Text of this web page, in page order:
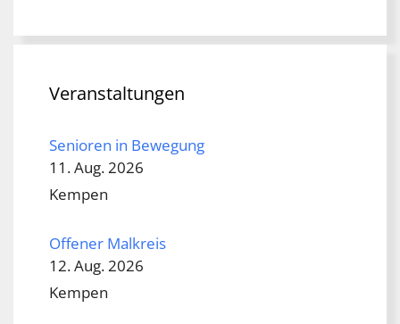
Veranstaltungen
Senioren in Bewegung
11. Aug. 2026
Kempen
Offener Malkreis
12. Aug. 2026
Kempen